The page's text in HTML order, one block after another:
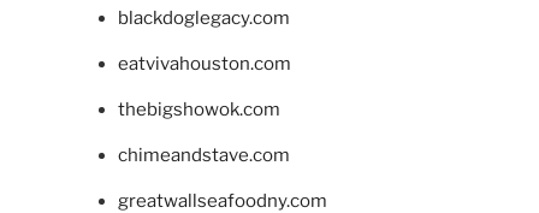
blackdoglegacy.com
eatvivahouston.com
thebigshowok.com
chimeandstave.com
greatwallseafoodny.com